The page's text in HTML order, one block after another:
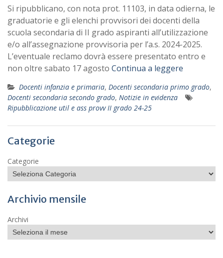
Si ripubblicano, con nota prot. 11103, in data odierna, le
graduatorie e gli elenchi provvisori dei docenti della
scuola secondaria di II grado aspiranti all’utilizzazione
e/o all’assegnazione provvisoria per l’a.s. 2024-2025.
L’eventuale reclamo dovrà essere presentato entro e
non oltre sabato 17 agosto Continua a leggere
Docenti infanzia e primaria, Docenti secondaria primo grado,
Docenti secondaria secondo grado, Notizie in evidenza
Ripubblicazione util e ass provv II grado 24-25
Categorie
Categorie
Archivio mensile
Archivi